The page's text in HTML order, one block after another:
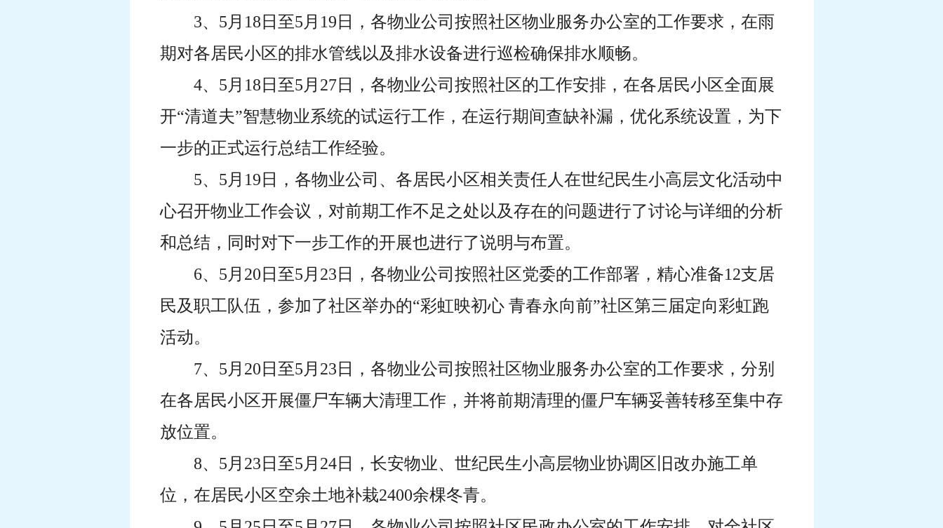
3、5月18日至5月19日，各物业公司按照社区物业服务办公室的工作要求，在雨
期对各居民小区的排水管线以及排水设备进行巡检确保排水顺畅。
4、5月18日至5月27日，各物业公司按照社区的工作安排，在各居民小区全面展
开“清道夫”智慧物业系统的试运行工作，在运行期间查缺补漏，优化系统设置，为下
一步的正式运行总结工作经验。
5、5月19日，各物业公司、各居民小区相关责任人在世纪民生小高层文化活动中
心召开物业工作会议，对前期工作不足之处以及存在的问题进行了讨论与详细的分析
和总结，同时对下一步工作的开展也进行了说明与布置。
6、5月20日至5月23日，各物业公司按照社区党委的工作部署，精心准备12支居
民及职工队伍，参加了社区举办的“彩虹映初心 青春永向前”社区第三届定向彩虹跑
活动。
7、5月20日至5月23日，各物业公司按照社区物业服务办公室的工作要求，分别
在各居民小区开展僵尸车辆大清理工作，并将前期清理的僵尸车辆妥善转移至集中存
放位置。
8、5月23日至5月24日，长安物业、世纪民生小高层物业协调区旧改办施工单
位，在居民小区空余土地补栽2400余棵冬青。